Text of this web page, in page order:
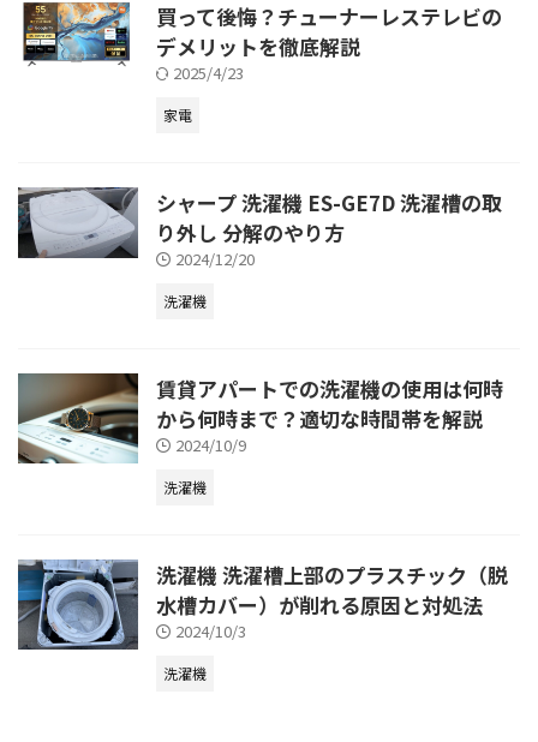
買って後悔？チューナーレステレビの
デメリットを徹底解説
2025/4/23
家電
シャープ 洗濯機 ES-GE7D 洗濯槽の取
り外し 分解のやり方
2024/12/20
洗濯機
賃貸アパートでの洗濯機の使用は何時
から何時まで？適切な時間帯を解説
2024/10/9
洗濯機
洗濯機 洗濯槽上部のプラスチック（脱
水槽カバー）が削れる原因と対処法
2024/10/3
洗濯機